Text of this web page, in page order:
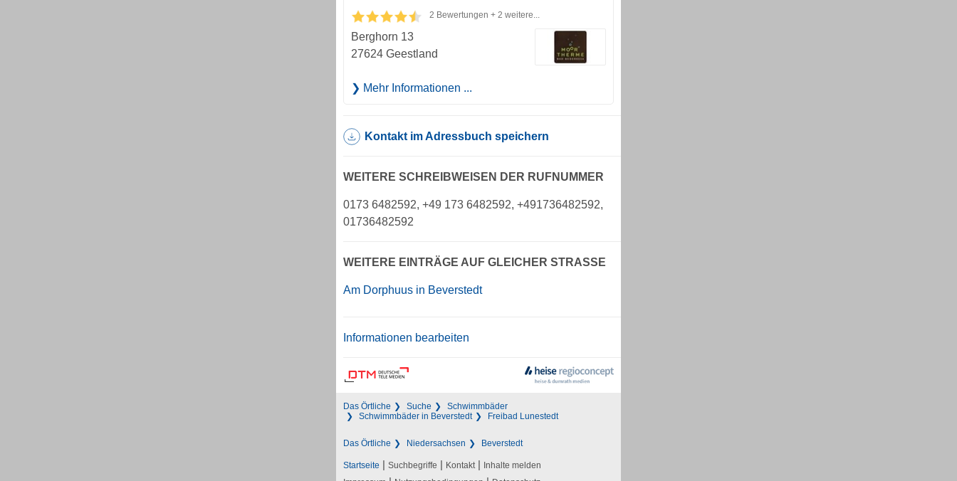
2 Bewertungen + 2 weitere...
Berghorn 13
27624 Geestland
Mehr Informationen ...
Kontakt im Adressbuch speichern
WEITERE SCHREIBWEISEN DER RUFNUMMER
0173 6482592, +49 173 6482592, +491736482592,
01736482592
WEITERE EINTRÄGE AUF GLEICHER STRASSE
Am Dorphuus in Beverstedt
Informationen bearbeiten
Das Örtliche Suche
Schwimmbäder
Schwimmbäder in Beverstedt
Freibad Lunestedt
Das Örtliche Niedersachsen Beverstedt
Startseite | Suchbegriffe | Kontakt | Inhalte melden